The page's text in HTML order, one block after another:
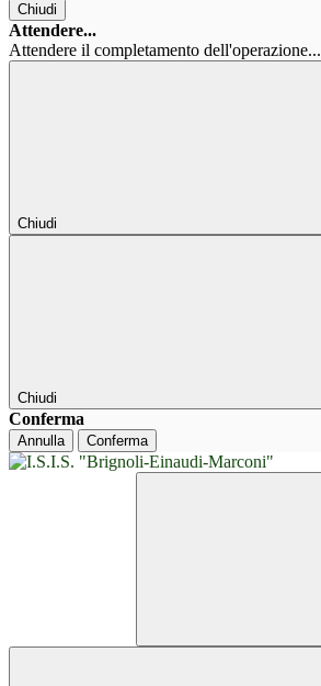
Chiudi
Attendere...
Attendere il completamento dell'operazione...
Chiudi
Chiudi
Conferma
Annulla Conferma